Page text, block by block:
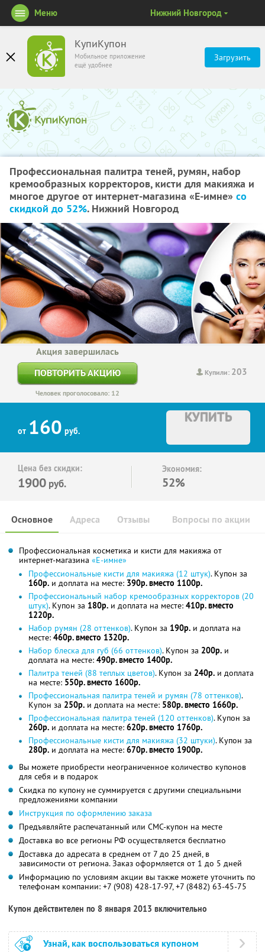
КупиКупон
Мобильное приложение
ещё удобнее
Загрузить
Меню Нижний Новгород
Профессиональная палитра теней, румян, набор
кремообразных корректоров, кисти для макияжа и
многое другое от интернет-магазина «Е-имне» со
скидкой до 52%. Нижний Новгород
Купили: 203
Акция завершилась
ПОВТОРИТЬ АКЦИЮ
Человек проголосовало: 12
от 160 руб.
КУПИТЬ
Цена без скидки:
1900 руб.
Экономия:
52%
Основное Отзывы Вопросы по акции
Адреса
Профессиональная косметика и кисти для макияжа от
интернет-магазина «Е-имне»
Профессиональные кисти для макияжа (12 штук). Купон за
160р. и доплата на месте: 390р. вместо 1100р.
Профессиональный набор кремообразных корректоров (20
штук). Купон за 180р. и доплата на месте: 410р. вместо
1220р.
Набор румян (28 оттенков). Купон за 190р. и доплата на
месте: 460р. вместо 1320р.
Набор блеска для губ (66 оттенков). Купон за 200р. и
доплата на месте: 490р. вместо 1400р.
Палитра теней (88 теплых цветов). Купон за 240р. и доплата
на месте: 550р. вместо 1600р.
Профессиональная палитра теней и румян (78 оттенков).
Купон за 250р. и доплата на месте: 580р. вместо 1660р.
Профессиональная палитра теней (120 оттенков). Купон за
260р. и доплата на месте: 620р. вместо 1760р.
Профессиональные кисти для макияжа (32 штуки). Купон за
280р. и доплата на месте: 670р. вместо 1900р.
Вы можете приобрести неограниченное количество купонов
для себя и в подарок
Скидка по купону не суммируется с другими специальными
предложениями компании
Инструкция по оформлению заказа
Предъявляйте распечатанный или СМС-купон на месте
Доставка во все регионы РФ осуществляется бесплатно
Доставка до адресата в среднем от 7 до 25 дней, в
зависимости от региона. Заказ оформляется от 1 до 5 дней
Информацию по условиям акции вы также можете уточнить по
телефонам компании: +7 (908) 428-17-97, +7 (8482) 63-45-75
Купон действителен по 8 января 2013 включительно
Узнай, как воспользоваться купоном